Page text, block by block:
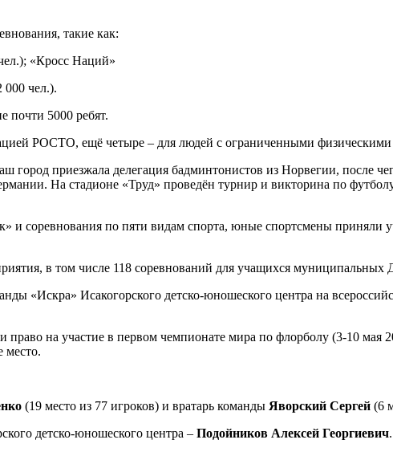
такие как:
«Кросс Наций»
000 чел.).
почти 5000 ребят.
РОСТО, ещё четыре – для людей с ограниченными
приезжала делегация бадминтонистов из Норвегии, после
На стадионе «Труд» проведён турнир и викторина по
и соревнования по пяти видам спорта, юные спортсмены приняли
в том числе 118 соревнований для учащихся
«Искра» Исакогорского детско-юношеского центра на
на участие в первом чемпионате мира по флорболу (3-10 мая
место.
(19 место из 77 игроков) и вратарь команды Яворский Сергей (6
детско-юношеского центра – Подойников Алексей Георгиевич.